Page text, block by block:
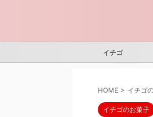
イチゴ
HOME > イチゴ
イチゴのお菓子